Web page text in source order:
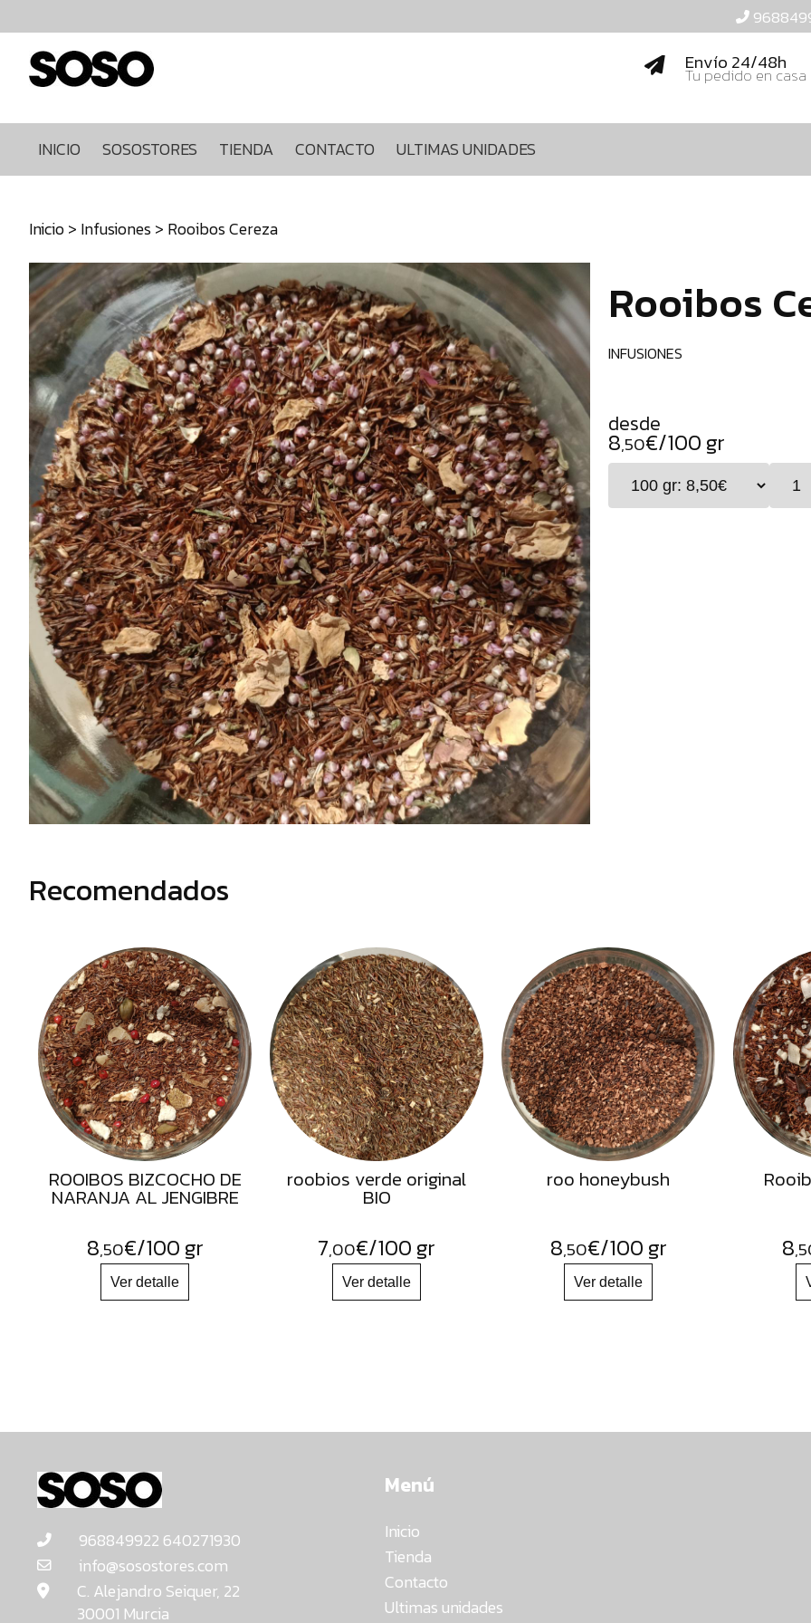
Envío 24/48h
Tu pedido en casa
INICIO SOSOSTORES TIENDA CONTACTO ULTIMAS UNIDADES
Inicio
Sosostores
Contacto
Ultimas
640271930
info@sosostores.com
Tienda
Chocolates
especiales
Especias
Tés
Cafés
General
Top
Ventas
Infusiones
Legumbres
Semillas
Sal
Harinas
Aceites
Flores
Productos
Accesorios
Alimentos
deshidratados
Inicio> Infusiones> Rooibos Cereza
Rooibos
INFUSIONES
desde
8,50€/100 gr
Recomendados
ROOIBOS BIZCOCHO DE
NARANJA AL JENGIBRE
8,50€/100 gr
roobios verde original
BIO
7,00€/100 gr
roo honeybush
8,50€/100 gr 8
968849922 640271930
info@sosostores.com
C. Alejandro Seiquer, 22
30001 Murcia
Menú
Inicio
Tienda
Contacto
Ultimas unidades